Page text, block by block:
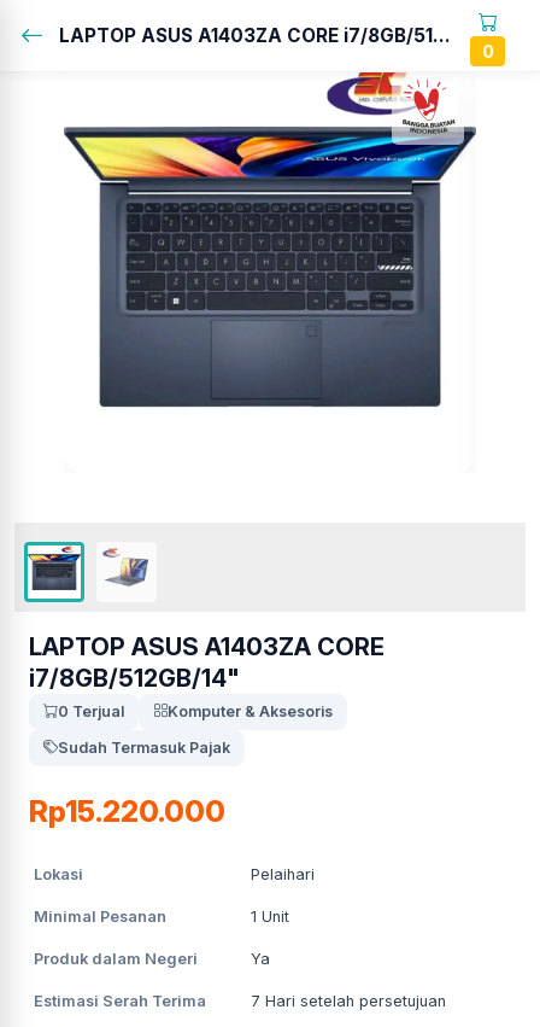
LAPTOP ASUS A1403ZA CORE i7/8GB/512GB/14"...
0
LAPTOP ASUS A1403ZA CORE
i7/8GB/512GB/14"
0 Terjual
Komputer & Aksesoris
Sudah Termasuk Pajak
Rp15.220.000
Lokasi Pelaihari
Minimal Pesanan 1 Unit
Produk dalam Negeri Ya
Estimasi Serah Terima 7 Hari setelah persetujuan